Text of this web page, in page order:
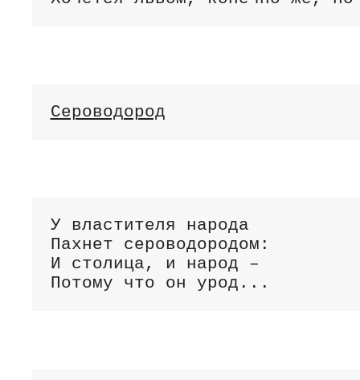
Сероводород
У властителя народа
Пахнет сероводородом:
И столица, и народ –
Потому что он урод...